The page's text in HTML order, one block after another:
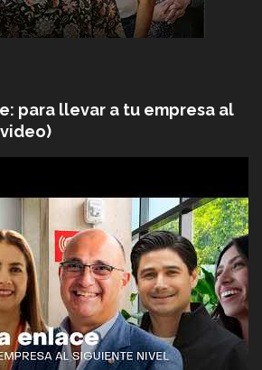
para llevar a tu empresa al